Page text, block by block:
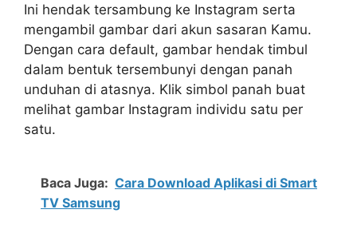
Ini hendak tersambung ke Instagram serta
mengambil gambar dari akun sasaran Kamu.
Dengan cara default, gambar hendak timbul
dalam bentuk tersembunyi dengan panah
unduhan di atasnya. Klik simbol panah buat
melihat gambar Instagram individu satu per
satu.
Baca Juga: Cara Download Aplikasi di Smart
TV Samsung